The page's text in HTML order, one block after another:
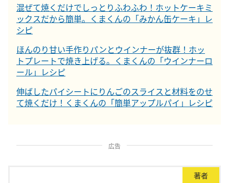
混ぜて焼くだけでしっとりふわふわ！ホットケーキミ
ックスだから簡単。くまくんの「みかん缶ケーキ」レ
シピ
ほんのり甘い手作りパンとウインナーが抜群！ホッ
トプレートで焼き上げる。くまくんの「ウインナーロ
ール」レシピ
伸ばしたパイシートにりんごのスライスと材料をのせ
て焼くだけ！くまくんの「簡単アップルパイ」レシピ
広告
著者